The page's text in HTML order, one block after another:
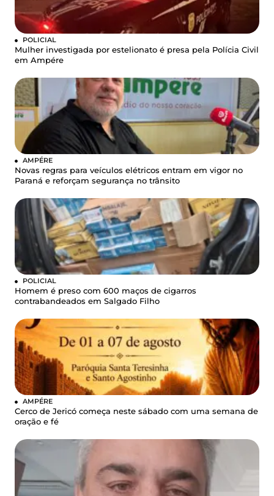
POLICIAL
Mulher investigada por estelionato é presa pela Polícia Civil
em Ampére
AMPÉRE
Novas regras para veículos elétricos entram em vigor no
Paraná e reforçam segurança no trânsito
POLICIAL
Homem é preso com 600 maços de cigarros
contrabandeados em Salgado Filho
AMPÉRE
Cerco de Jericó começa neste sábado com uma semana de
oração e fé